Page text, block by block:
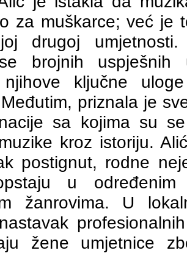
za muškarce; već je
drugoj
brojnih uspješnih
njihove ključne
priznala je
sa kojima su
kroz istoriju.
postignut, rodne
u određenim
žanrovima. U
žene umjetnice